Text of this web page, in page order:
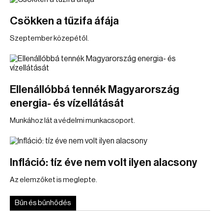
Csökken a tűzifa áfája
Szeptember közepétől.
Ellenállóbbá tennék Magyarország
energia- és vízellátását
Munkához lát a védelmi munkacsoport.
Infláció: tíz éve nem volt ilyen alacsony
Az elemzőket is meglepte.
Bűn és bűnhődés